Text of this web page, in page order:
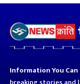
Information You